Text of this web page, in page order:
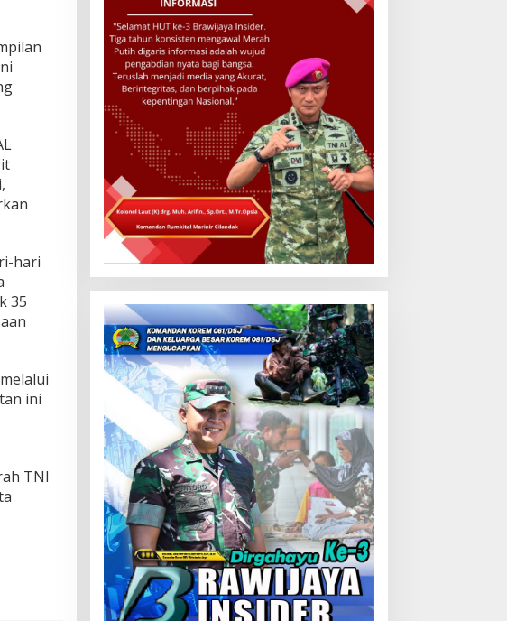
hari
35
ini
TNI